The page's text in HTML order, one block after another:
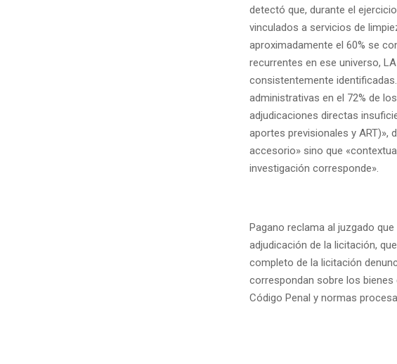
detectó que, durante el
vinculados a servicios de
aproximadamente el 60% se
recurrentes en ese universo,
consistentemente
administrativas en el 72% de
adjudicaciones directas
aportes previsionales y ART)»,
accesorio» sino que
investigación corresponde».
Pagano reclama al juzgado
adjudicación de la licitación,
completo de la licitación
correspondan sobre los
Código Penal y normas